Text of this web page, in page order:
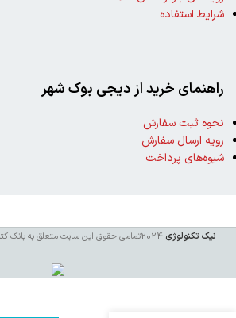
شرایط استفاده
راهنمای خرید از دیجی بوک شهر
نحوه ثبت سفارش
رویه ارسال سفارش
شیوه‌های پرداخت
نیک تکنولوژی 2024تمامی حقوق این سایت متعلق به بانک کتاب دیجی بوک شهر می باشد
خرید